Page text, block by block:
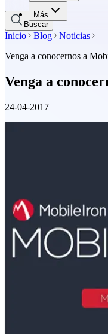
Más
Buscar
Inicio Blog
Noticias
Venga a conocernos a
Venga a
24-04-2017